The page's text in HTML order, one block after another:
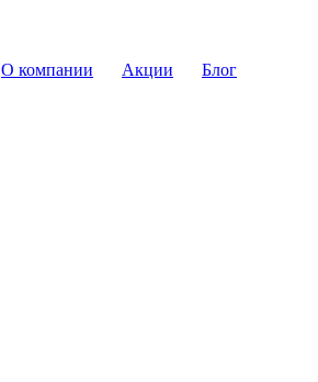
О компании Акции
Блог